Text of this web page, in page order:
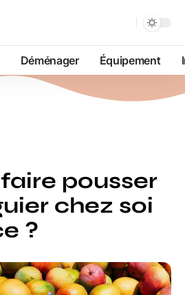
Déménager Équipement
pousser
chez soi
?